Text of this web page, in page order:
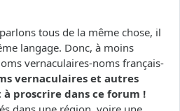
tous de la même chose, il
langage. Donc, à moins
vernaculaires-noms français-
vernaculaires et autres
proscrire dans ce forum !